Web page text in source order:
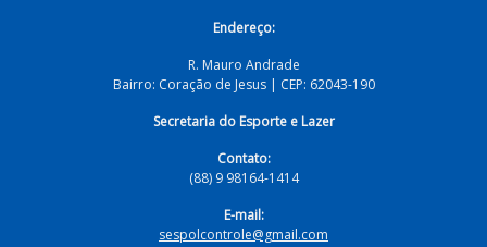
Endereço:
R. Mauro Andrade
Bairro: Coração de Jesus | CEP: 62043-190
Secretaria do Esporte e Lazer
Contato:
(88) 9 98164-1414
E-mail:
sespolcontrole@gmail.com